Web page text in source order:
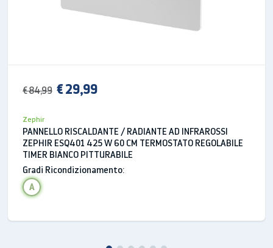
€ 84,99 € 29,99
Zephir
PANNELLO RISCALDANTE / RADIANTE AD INFRAROSSI
ZEPHIR ESQ401 425 W 60 CM TERMOSTATO REGOLABILE
TIMER BIANCO PITTURABILE
Gradi Ricondizionamento:
A